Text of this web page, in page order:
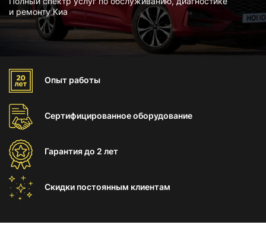
и ремонту Киа
Опыт работы
Сертифицированноеоборудование
Гарантиядо 2 лет
Скидки постоянным клиентам